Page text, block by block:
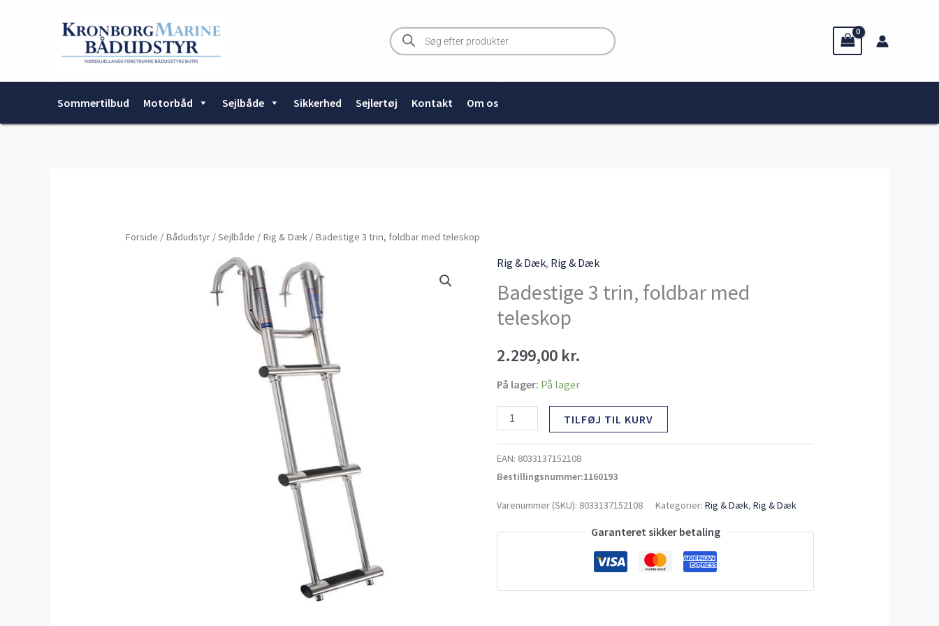
Products
search
Sommertilbud Motorbåd Sejlbåde Sikkerhed Sejlertøj Kontakt Om os
Forside / Bådudstyr/Sejlbåde / Rig & Dæk/ Badestige 3 trin, foldbar med teleskop
Rig & Dæk, Rig & Dæk
Badestige 3 trin, foldbar med
teleskop
2.299,00 kr.
På lager: På lager
3
foldbar
med
antal
TILFØJ TIL KURV
EAN: 8033137152108
Bestillingsnummer:1160193
Varenummer (SKU): 8033137152108 Kategorier:Rig & Dæk,Rig & Dæk
Garanteret sikker betaling